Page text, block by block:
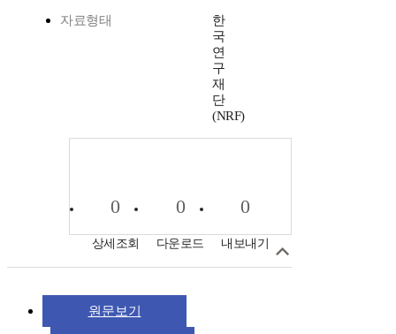
자료형태
한
국
연
구
재
단
(NRF)
0
상세조회
0
다운로드
0
내보내기
원문보기